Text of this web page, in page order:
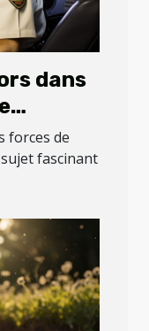
dans
forces de
fascinant